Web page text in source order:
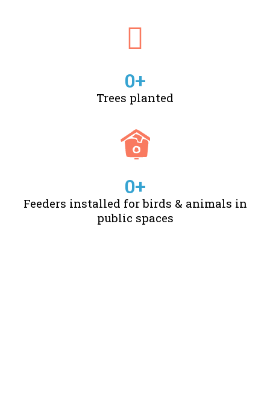
Trees planted
0+
Feeders installed for birds & animals in
public spaces
0+